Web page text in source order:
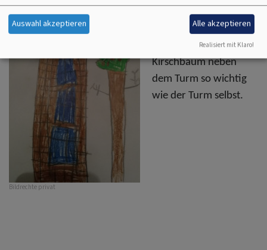
Bildrechte privat
Jule ist der große
Kirschbaum neben
dem Turm so wichtig
wie der Turm selbst.
Auswahl akzeptieren Alle akzeptieren
Realisiert mit Klaro!